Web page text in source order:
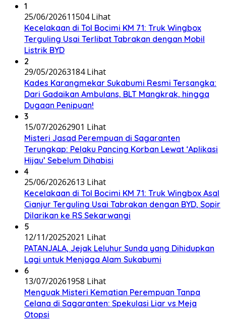
1
25/06/202611504 Lihat
Kecelakaan di Tol Bocimi KM 71: Truk Wingbox
Terguling Usai Terlibat Tabrakan dengan Mobil
Listrik BYD
2
29/05/20263184 Lihat
Kades Karangmekar Sukabumi Resmi Tersangka:
Dari Gadaikan Ambulans, BLT Mangkrak, hingga
Dugaan Penipuan!
3
15/07/20262901 Lihat
Misteri Jasad Perempuan di Sagaranten
Terungkap: Pelaku Pancing Korban Lewat ‘Aplikasi
Hijau’ Sebelum Dihabisi
4
25/06/20262613 Lihat
Kecelakaan di Tol Bocimi KM 71: Truk Wingbox Asal
Cianjur Terguling Usai Tabrakan dengan BYD, Sopir
Dilarikan ke RS Sekarwangi
5
12/11/20252021 Lihat
PATANJALA, Jejak Leluhur Sunda yang Dihidupkan
Lagi untuk Menjaga Alam Sukabumi
6
13/07/20261958 Lihat
Menguak Misteri Kematian Perempuan Tanpa
Celana di Sagaranten: Spekulasi Liar vs Meja
Otopsi